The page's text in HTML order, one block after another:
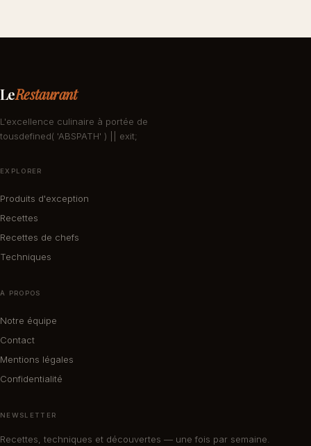
LeRestaurant
L'excellence culinaire à portée de
tousdefined( 'ABSPATH' ) || exit;
EXPLORER
Produits d'exception
Recettes
Recettes de chefs
Techniques
À PROPOS
Notre équipe
Contact
Mentions légales
Confidentialité
NEWSLETTER
Recettes, techniques et découvertes — une fois par semaine.